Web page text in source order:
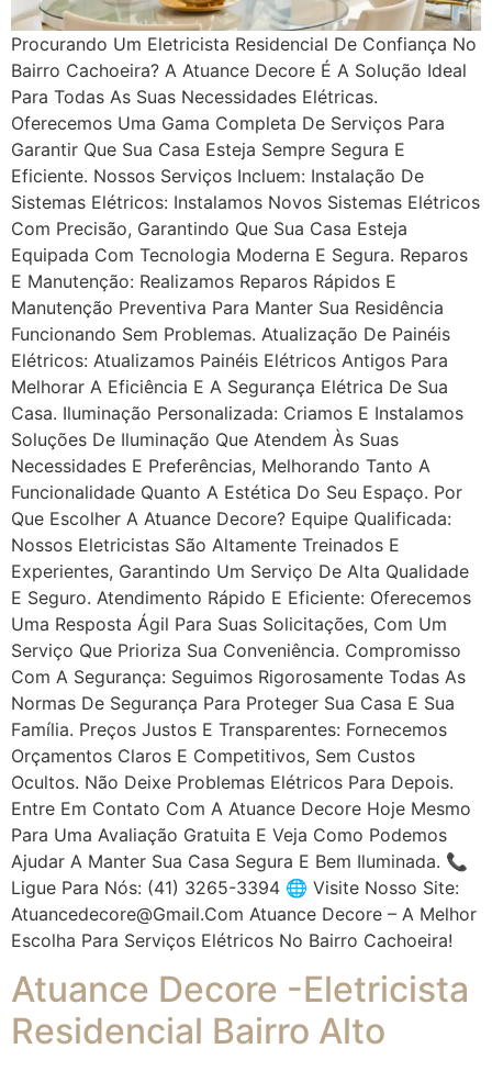
Procurando Um Eletricista Residencial De Confiança No
Bairro Cachoeira? A Atuance Decore É A Solução Ideal
Para Todas As Suas Necessidades Elétricas.
Oferecemos Uma Gama Completa De Serviços Para
Garantir Que Sua Casa Esteja Sempre Segura E
Eficiente. Nossos Serviços Incluem: Instalação De
Sistemas Elétricos: Instalamos Novos Sistemas Elétricos
Com Precisão, Garantindo Que Sua Casa Esteja
Equipada Com Tecnologia Moderna E Segura. Reparos
E Manutenção: Realizamos Reparos Rápidos E
Manutenção Preventiva Para Manter Sua Residência
Funcionando Sem Problemas. Atualização De Painéis
Elétricos: Atualizamos Painéis Elétricos Antigos Para
Melhorar A Eficiência E A Segurança Elétrica De Sua
Casa. Iluminação Personalizada: Criamos E Instalamos
Soluções De Iluminação Que Atendem Às Suas
Necessidades E Preferências, Melhorando Tanto A
Funcionalidade Quanto A Estética Do Seu Espaço. Por
Que Escolher A Atuance Decore? Equipe Qualificada:
Nossos Eletricistas São Altamente Treinados E
Experientes, Garantindo Um Serviço De Alta Qualidade
E Seguro. Atendimento Rápido E Eficiente: Oferecemos
Uma Resposta Ágil Para Suas Solicitações, Com Um
Serviço Que Prioriza Sua Conveniência. Compromisso
Com A Segurança: Seguimos Rigorosamente Todas As
Normas De Segurança Para Proteger Sua Casa E Sua
Família. Preços Justos E Transparentes: Fornecemos
Orçamentos Claros E Competitivos, Sem Custos
Ocultos. Não Deixe Problemas Elétricos Para Depois.
Entre Em Contato Com A Atuance Decore Hoje Mesmo
Para Uma Avaliação Gratuita E Veja Como Podemos
Ajudar A Manter Sua Casa Segura E Bem Iluminada. 📞
Ligue Para Nós: (41) 3265-3394 🌐 Visite Nosso Site:
Atuancedecore@gmail.com Atuance Decore – A Melhor
Escolha Para Serviços Elétricos No Bairro Cachoeira!
Atuance Decore -Eletricista
Residencial Bairro Alto